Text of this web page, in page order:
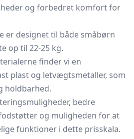
og forbedret komfort for
er designet til både småbørn
op til 22-25 kg.
finder vi en
plast og letvægtsmetaller, som
holdbarhed.
bedre
og muligheden for at
funktioner i dette prisskala.